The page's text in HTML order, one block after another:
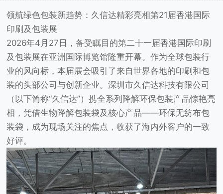
领航绿色包装新趋势： 久信达精彩亮相第21届香港国际
印刷及包装展
2026年4月27日，备受瞩目的第二十一届香港国际印刷
及包装展在亚洲国际博览馆隆重开幕。作为全球包装行
业的风向标，本届展会吸引了来自世界各地的印刷和包
装的头部公司与创新企业。深圳市久信达科技有限公司
（以下简称“久信达”）携全系列降解环保包装产品惊艳亮
相，凭借生物降解包装袋及核心产品——环保无纺布包
装袋 ，成为现场关注的焦点，收获了海内外客户的一致
好评。